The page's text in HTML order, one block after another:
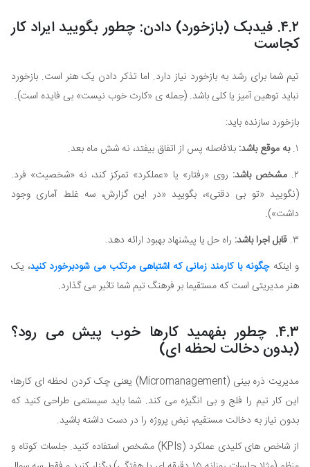
۴.۲. فیدبک (بازخورد) دادن: چطور بگویید ایراد کار
کجاست
تیم شما برای رشد به بازخورد نیاز دارد. اما تذکر دادن یک هنر است. بازخورد
نباید توهین آمیز یا کلی باشد. (جمله ی «کارت خوب نیست» بی فایده است).
بازخورد سازنده باید:
۱. به موقع باشد: بلافاصله پس از اتفاق بیفتد، نه شش ماه بعد.
۲. مشخص باشد: روی «رفتار» یا «عملکرد» تمرکز کند، نه «شخصیت» فرد.
(نگویید «تو بی دقتی»، بگویید «در این گزارش، سه غلط آماری وجود
داشت»).
۳. قابل اجرا باشد: راه حل یا پیشنهاد بهبود ارائه دهد.
و اینکهچگونه با کارمند زمانی که اشتباهی مرتکب می شودبرخورد کنید، یک
هنر مدیریتی است که مستقیما بر فرهنگ تیم شما تاثیر می گذارد.
۴.۳. چطور بفهمید کارها خوب پیش می رود؟
(بدون دخالت لحظه ای)
مدیریت ذره بینی (Micromanagement) یعنی چک کردن لحظه ای کارها؛
این کار تیم را فلج و بی انگیزه می کند. شما باید سیستمی طراحی کنید که
بدون نیاز به دخالت مستقیم، نبض پروژه را در دست داشته باشید.
از شاخص های کلیدی عملکرد (KPIs) مشخص استفاده کنید. جلسات کوتاه و